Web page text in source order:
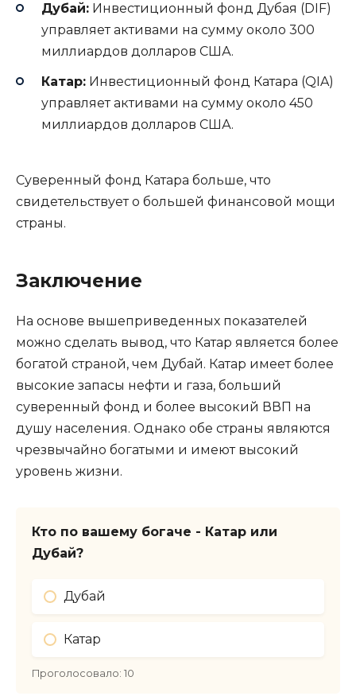
Дубай: Инвестиционный фонд Дубая (DIF)
управляет активами на сумму около 300
миллиардов долларов США.
Катар: Инвестиционный фонд Катара (QIA)
управляет активами на сумму около 450
миллиардов долларов США.
Суверенный фонд Катара больше, что
свидетельствует о большей финансовой мощи
страны.
Заключение
На основе вышеприведенных показателей
можно сделать вывод, что Катар является более
богатой страной, чем Дубай. Катар имеет более
высокие запасы нефти и газа, больший
суверенный фонд и более высокий ВВП на
душу населения. Однако обе страны являются
чрезвычайно богатыми и имеют высокий
уровень жизни.
Кто по вашему богаче - Катар или
Дубай?
Дубай
Катар
Проголосовало: 10